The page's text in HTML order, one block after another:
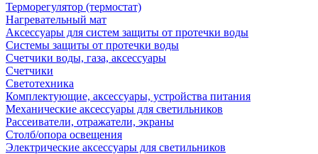
Терморегулятор (термостат)
Нагревательный мат
Аксессуары для систем защиты от протечки воды
Системы защиты от протечки воды
Счетчики воды, газа, аксессуары
Счетчики
Светотехника
Комплектующие, аксессуары, устройства питания
Механические аксессуары для светильников
Рассеиватели, отражатели, экраны
Столб/опора освещения
Электрические аксессуары для светильников